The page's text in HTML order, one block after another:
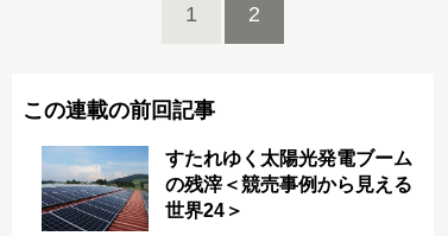
1 2
この連載の前回記事
すたれゆく太陽光発電ブーム
の残滓＜競売事例から見える
世界24＞